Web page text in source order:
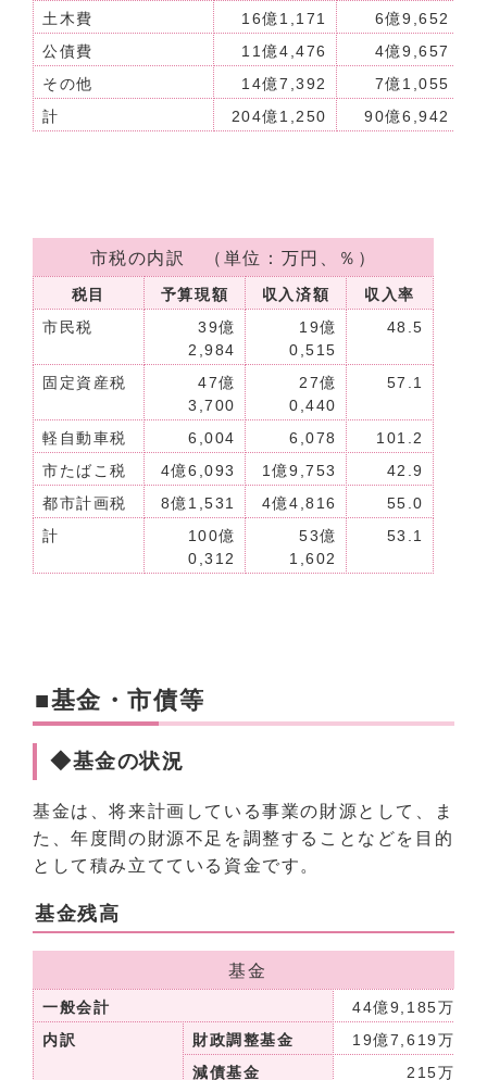
土木費 16億1,171 6億9,652
公債費
11億4,476 4億9,657
その他
14億7,392 7億1,055
計
204億1,250 90億6,942
市税の内訳 （単位：万円、％）
税目 予算現額 収入済額
収入率
市民税
39億
2,984
19億
0,515
48.5
固定資産税
47億
3,700
27億
0,440
57.1
軽自動車税 6,004 6,078
101.2
市たばこ税
4億6,093 1億9,753
42.9
都市計画税
8億1,531 4億4,816
55.0
計
100億
0,312
53億
1,602
53.1
■基金・市債等
◆基金の状況
基金は、将来計画している事業の財源として、ま
た、年度間の財源不足を調整することなどを目的
として積み立てている資金です。
基金残高
基金
一般会計
44億9,185万円
内訳
財政調整基金
19億7,619万円
減債基金
215万円